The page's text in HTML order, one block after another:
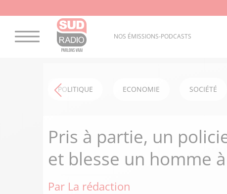
NOS ÉMISSIONS-PODCASTS
POLITIQUE ECONOMIE SOCIÉTÉ
Pris à partie, un
et blesse un homme
Par La rédaction